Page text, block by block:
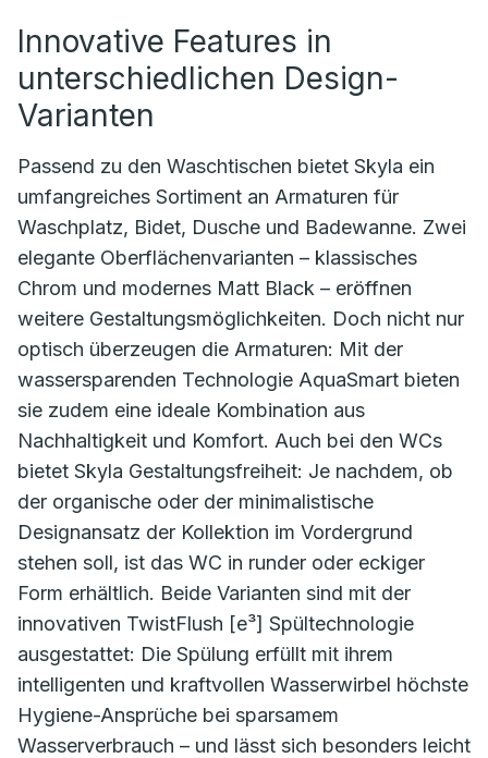
Innovative Features in
unterschiedlichen Design-
Varianten
Passend zu den Waschtischen bietet Skyla ein
umfangreiches Sortiment an Armaturen für
Waschplatz, Bidet, Dusche und Badewanne. Zwei
elegante Oberflächenvarianten – klassisches
Chrom und modernes Matt Black – eröffnen
weitere Gestaltungsmöglichkeiten. Doch nicht nur
optisch überzeugen die Armaturen: Mit der
wassersparenden Technologie AquaSmart bieten
sie zudem eine ideale Kombination aus
Nachhaltigkeit und Komfort. Auch bei den WCs
bietet Skyla Gestaltungsfreiheit: Je nachdem, ob
der organische oder der minimalistische
Designansatz der Kollektion im Vordergrund
stehen soll, ist das WC in runder oder eckiger
Form erhältlich. Beide Varianten sind mit der
innovativen TwistFlush [e³] Spültechnologie
ausgestattet: Die Spülung erfüllt mit ihrem
intelligenten und kraftvollen Wasserwirbel höchste
Hygiene-Ansprüche bei sparsamem
Wasserverbrauch – und lässt sich besonders leicht